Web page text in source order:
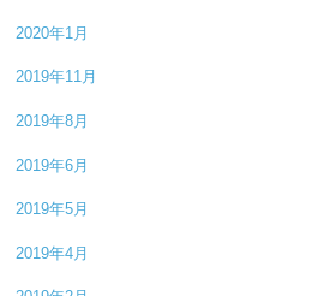
2020年1月
2019年11月
2019年8月
2019年6月
2019年5月
2019年4月